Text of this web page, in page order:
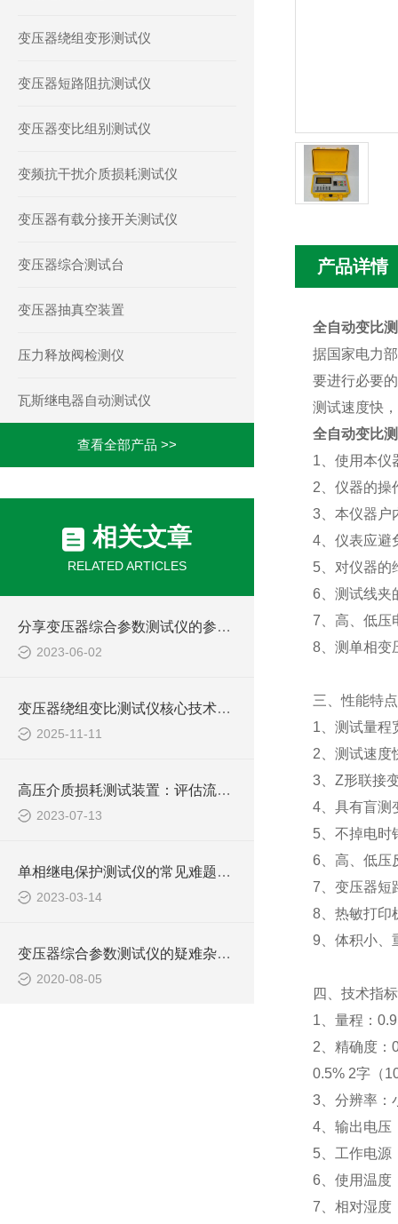
变压器绕组变形测试仪
变压器短路阻抗测试仪
变压器变比组别测试仪
变频抗干扰介质损耗测试仪
变压器有载分接开关测试仪
变压器综合测试台
变压器抽真空装置
压力释放阀检测仪
瓦斯继电器自动测试仪
查看全部产品 >>
相关文章
RELATED ARTICLES
分享变压器综合参数测试仪的参数输入技巧
2023-06-02
变压器绕组变比测试仪核心技术解析：如何通过高精度电压测量实现匝比误差检测？
2025-11-11
高压介质损耗测试装置：评估流体输送过程中的能量损失
2023-07-13
单相继电保护测试仪的常见难题教你几招搞定！
2023-03-14
变压器综合参数测试仪的疑难杂症如何“*”？
2020-08-05
产品详情
全自动变比
据国家电力
要进行必要
测试速度快
全自动变比
1 、使用本
2 、仪器的
3、本仪器户
4、仪表应避
5、对仪器的
6 、测试线
7 、高、低
8、测单相变
三、性能特点
1 、测试量
2 、测试速度
3、 Z形联接
4、具有盲测
5、不掉电时
6 、高、低
7 、变压器
8、热敏打印
9 、体积小
四、 技术指标
1 、量程： 0.9
2 、精确度：
0.5% 2字（
3、分辨率：
4、输出电压
5、工作电源
6 、使用温度
7 、相对湿度